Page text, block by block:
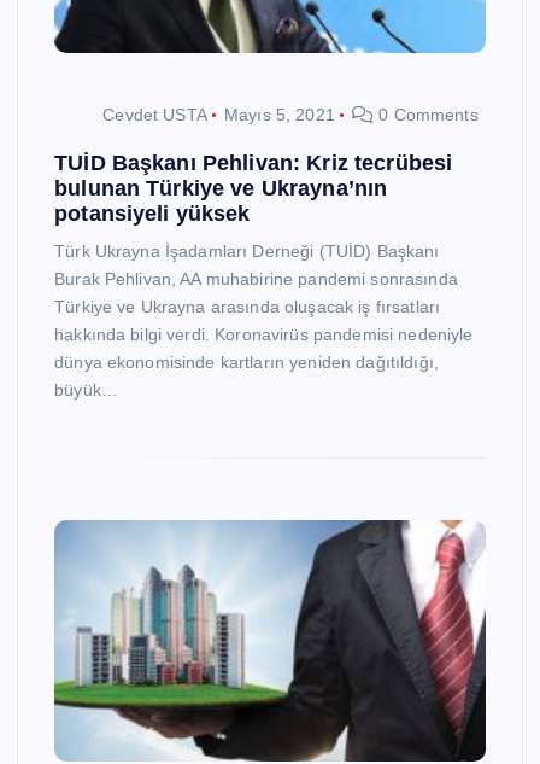
Cevdet USTA Mayıs 5, 2021 0 Comments
TUİD Başkanı Pehlivan: Kriz tecrübesi
bulunan Türkiye ve Ukrayna’nın
potansiyeli yüksek
Türk Ukrayna İşadamları Derneği (TUİD) Başkanı
Burak Pehlivan, AA muhabirine pandemi sonrasında
Türkiye ve Ukrayna arasında oluşacak iş fırsatları
hakkında bilgi verdi. Koronavirüs pandemisi nedeniyle
dünya ekonomisinde kartların yeniden dağıtıldığı,
büyük…